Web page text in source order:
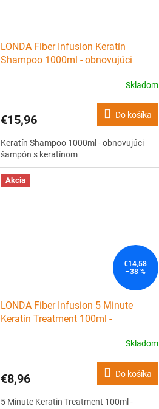
LONDA Fiber Infusion Keratín
Shampoo 1000ml - obnovujúci
Skladom
€15,96 Do košíka
Keratín Shampoo 1000ml - obnovujúci
šampón s keratínom
Akcia
€14,58
–38 %
LONDA Fiber Infusion 5 Minute
Keratin Treatment 100ml -
Skladom
€8,96 Do košíka
5 Minute Keratin Treatment 100ml -